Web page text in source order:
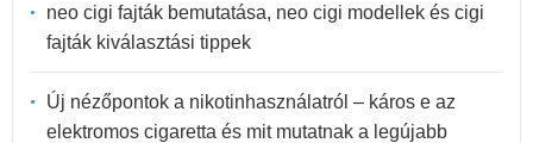
neo cigi fajták bemutatása, neo cigi modellek és cigi
fajták kiválasztási tippek
Új nézőpontok a nikotinhasználatról – káros e az
elektromos cigaretta és mit mutatnak a legújabb